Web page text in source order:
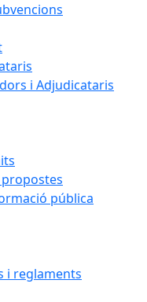
i Adjudicataris
pública
i reglaments